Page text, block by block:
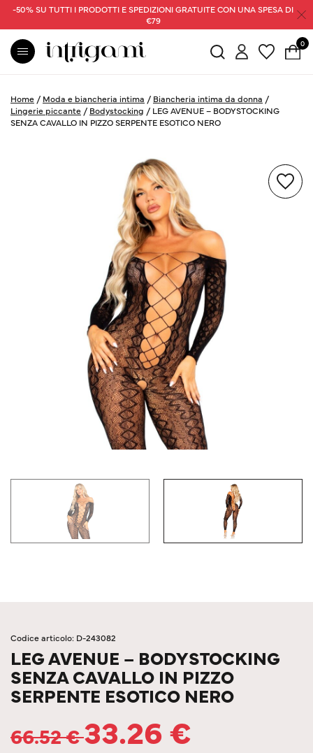
-50% SU TUTTI I PRODOTTI E SPEDIZIONI GRATUITE CON UNA SPESA DI
€79
0
Home / Moda e biancheria intima / Biancheria intima da donna /
Lingerie piccante / Bodystocking / LEG AVENUE – BODYSTOCKING
SENZA CAVALLO IN PIZZO SERPENTE ESOTICO NERO
Codice articolo: D-243082
LEG AVENUE – BODYSTOCKING
SENZA CAVALLO IN PIZZO
SERPENTE ESOTICO NERO
66.52€33.26€